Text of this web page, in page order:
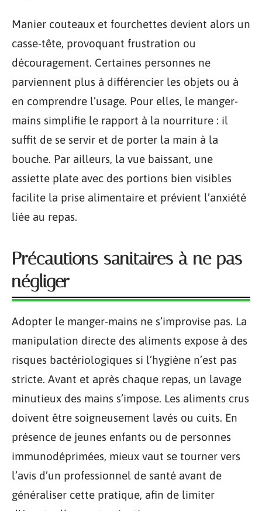
Manier couteaux et fourchettes devient alors un
casse-tête, provoquant frustration ou
découragement. Certaines personnes ne
parviennent plus à différencier les objets ou à
en comprendre l’usage. Pour elles, le manger-
mains simplifie le rapport à la nourriture : il
suffit de se servir et de porter la main à la
bouche. Par ailleurs, la vue baissant, une
assiette plate avec des portions bien visibles
facilite la prise alimentaire et prévient l’anxiété
liée au repas.
Précautions sanitaires à ne pas
négliger
Adopter le manger-mains ne s’improvise pas. La
manipulation directe des aliments expose à des
risques bactériologiques si l’hygiène n’est pas
stricte. Avant et après chaque repas, un lavage
minutieux des mains s’impose. Les aliments crus
doivent être soigneusement lavés ou cuits. En
présence de jeunes enfants ou de personnes
immunodéprimées, mieux vaut se tourner vers
l’avis d’un professionnel de santé avant de
généraliser cette pratique, afin de limiter